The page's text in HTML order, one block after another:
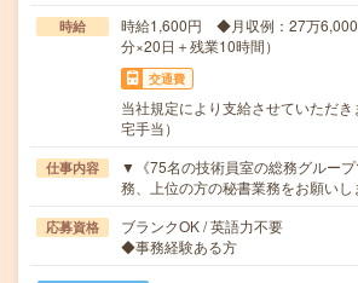
時給
時給1,600円 ◆月収例：27万6,000
分×20日＋残業10時間）
交通費
当社規定により支給させていただ
宅手当）
仕事内容
▼《75名の技術員室の総務グルー
務、上位の方の秘書業務をお願い
応募資格
ブランクOK / 英語力不要
◆事務経験ある方